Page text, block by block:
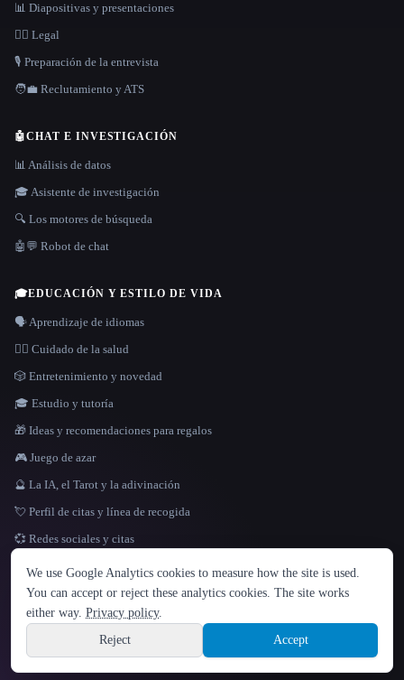
IDIOMA
English español Français Русский 简体中文
Hindi
Sign up
📊 Diapositivas y presentaciones
👩‍⚖️ Legal
🎙️ Preparación de la entrevista
🧑‍💼 Reclutamiento y ATS
🤖CHAT E INVESTIGACIÓN
📊 Análisis de datos
🎓 Asistente de investigación
🔍 Los motores de búsqueda
🤖💬 Robot de chat
🎓EDUCACIÓN Y ESTILO DE VIDA
🗣️ Aprendizaje de idiomas
👩‍⚕️ Cuidado de la salud
🎲 Entretenimiento y novedad
🎓 Estudio y tutoría
🎁 Ideas y recomendaciones para regalos
🎮 Juego de azar
🔮 La IA, el Tarot y la adivinación
💘 Perfil de citas y línea de recogida
💞 Redes sociales y citas
Site information
© 2026 That AI Collection. Todos los derechos reservados.
política de privacidad·
build de3d624c
We use Google Analytics cookies to measure how the site is used.
You can accept or reject these analytics cookies. The site works
either way. Privacy policy.
Reject
Accept